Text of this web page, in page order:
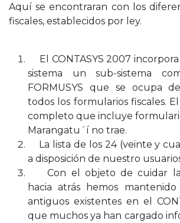
Aquí se encontraran con los
fiscales, establecidos por ley.
El CONTASYS 2007
sistema un sub-sistema
FORMUSYS que se ocupa
todos los formularios fiscales.
completo que incluye
Marangatu´í no trae.
La lista de los 24 (veinte y
a disposición de nuestro
Con el objeto de cuidar la
hacia atrás hemos
antiguos existentes en el
que muchos ya han cargado